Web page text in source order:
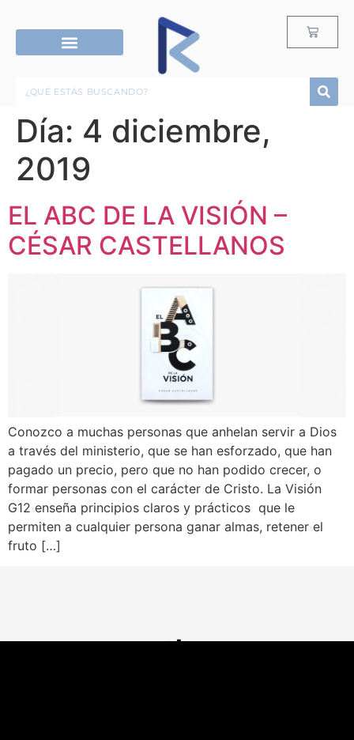
Día: 4 diciembre,
2019
EL ABC DE LA VISIÓN –
CÉSAR CASTELLANOS
Conozco a muchas personas que anhelan servir a Dios
a través del ministerio, que se han esforzado, que han
pagado un precio, pero que no han podido crecer, o
formar personas con el carácter de Cristo. La Visión
G12 enseña principios claros y prácticos que le
permiten a cualquier persona ganar almas, retener el
fruto […]